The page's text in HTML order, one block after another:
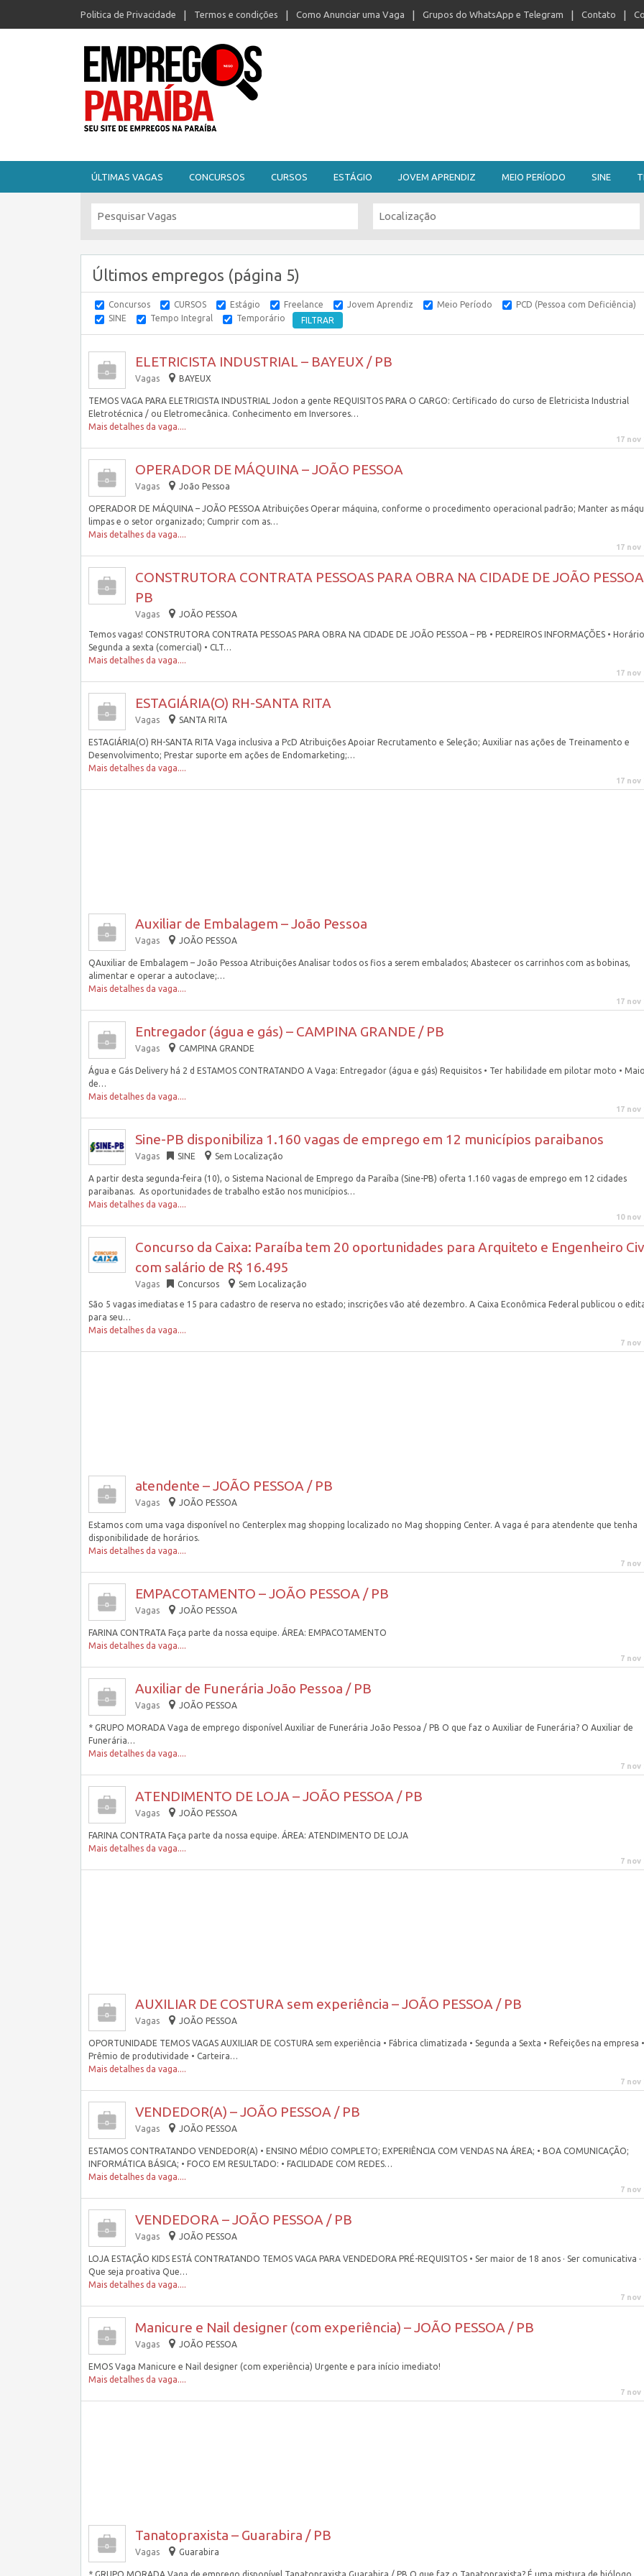
Politica de Privacidade Termos e condições Como Anunciar uma Vaga Grupos do WhatsApp e Telegram Contato
ÚLTIMAS VAGAS CONCURSOS CURSOS ESTÁGIO JOVEM APRENDIZ MEIO PERÍODO SINE
Últimos empregos (página 5)
Concursos CURSOS Estágio Freelance Jovem Aprendiz Meio Período
PCD (Pessoa com Deficiência)
SINE
Tempo Integral Temporário
ELETRICISTA INDUSTRIAL – BAYEUX / PB
Vagas BAYEUX
TEMOS VAGA PARA ELETRICISTA INDUSTRIAL Jodon a gente REQUISITOS PARA O CARGO: Certificado do curso de Eletricista Industrial
Eletrotécnica / ou Eletromecânica. Conhecimento em Inversores…
Mais detalhes da vaga....
17 nov
OPERADOR DE MÁQUINA – JOÃO PESSOA
Vagas João Pessoa
OPERADOR DE MÁQUINA – JOÃO PESSOA Atribuições Operar máquina, conforme o procedimento operacional padrão; Manter as
limpas e o setor organizado; Cumprir com as…
Mais detalhes da vaga....
17 nov
CONSTRUTORA CONTRATA PESSOAS PARA OBRA NA CIDADE DE JOÃO
PB
Vagas JOÃO PESSOA
Temos vagas! CONSTRUTORA CONTRATA PESSOAS PARA OBRA NA CIDADE DE JOÃO PESSOA – PB • PEDREIROS INFORMAÇÕES •
Segunda a sexta (comercial) • CLT…
Mais detalhes da vaga....
17 nov
ESTAGIÁRIA(O) RH-SANTA RITA
Vagas SANTA RITA
ESTAGIÁRIA(O) RH-SANTA RITA Vaga inclusiva a PcD Atribuições Apoiar Recrutamento e Seleção; Auxiliar nas ações de Treinamento e
Desenvolvimento; Prestar suporte em ações de Endomarketing;…
Mais detalhes da vaga....
17 nov
Auxiliar de Embalagem – João Pessoa
Vagas JOÃO PESSOA
QAuxiliar de Embalagem – João Pessoa Atribuições Analisar todos os fios a serem embalados; Abastecer os carrinhos com as bobinas,
alimentar e operar a autoclave;…
Mais detalhes da vaga....
17 nov
Entregador (água e gás) – CAMPINA GRANDE / PB
Vagas CAMPINA GRANDE
Água e Gás Delivery há 2 d ESTAMOS CONTRATANDO A Vaga: Entregador (água e gás) Requisitos • Ter habilidade em pilotar moto •
de…
Mais detalhes da vaga....
17 nov
Sine-PB disponibiliza 1.160 vagas de emprego em 12 municípios paraibanos
Vagas SINE Sem Localização
A partir desta segunda-feira (10), o Sistema Nacional de Emprego da Paraíba (Sine-PB) oferta 1.160 vagas de emprego em 12 cidades
paraibanas. As oportunidades de trabalho estão nos municípios…
Mais detalhes da vaga....
10 nov
Concurso da Caixa: Paraíba tem 20 oportunidades para Arquiteto e Engenheiro
com salário de R$ 16.495
Vagas Concursos Sem Localização
São 5 vagas imediatas e 15 para cadastro de reserva no estado; inscrições vão até dezembro. A Caixa Econômica Federal publicou o
para seu…
Mais detalhes da vaga....
7 nov
atendente – JOÃO PESSOA / PB
Vagas JOÃO PESSOA
Estamos com uma vaga disponível no Centerplex mag shopping localizado no Mag shopping Center. A vaga é para atendente que tenha
disponibilidade de horários.
Mais detalhes da vaga....
7 nov
EMPACOTAMENTO – JOÃO PESSOA / PB
Vagas JOÃO PESSOA
FARINA CONTRATA Faça parte da nossa equipe. ÁREA: EMPACOTAMENTO
Mais detalhes da vaga....
7 nov
Auxiliar de Funerária João Pessoa / PB
Vagas JOÃO PESSOA
* GRUPO MORADA Vaga de emprego disponível Auxiliar de Funerária João Pessoa / PB O que faz o Auxiliar de Funerária? O Auxiliar de
Funerária…
Mais detalhes da vaga....
7 nov
ATENDIMENTO DE LOJA – JOÃO PESSOA / PB
Vagas JOÃO PESSOA
FARINA CONTRATA Faça parte da nossa equipe. ÁREA: ATENDIMENTO DE LOJA
Mais detalhes da vaga....
7 nov
AUXILIAR DE COSTURA sem experiência – JOÃO PESSOA / PB
Vagas JOÃO PESSOA
OPORTUNIDADE TEMOS VAGAS AUXILIAR DE COSTURA sem experiência • Fábrica climatizada • Segunda a Sexta • Refeições na empresa •
Prêmio de produtividade • Carteira…
Mais detalhes da vaga....
7 nov
VENDEDOR(A) – JOÃO PESSOA / PB
Vagas JOÃO PESSOA
ESTAMOS CONTRATANDO VENDEDOR(A) • ENSINO MÉDIO COMPLETO; EXPERIÊNCIA COM VENDAS NA ÁREA; • BOA COMUNICAÇÃO;
INFORMÁTICA BÁSICA; • FOCO EM RESULTADO: • FACILIDADE COM REDES…
Mais detalhes da vaga....
7 nov
VENDEDORA – JOÃO PESSOA / PB
Vagas JOÃO PESSOA
LOJA ESTAÇÃO KIDS ESTÁ CONTRATANDO TEMOS VAGA PARA VENDEDORA PRÉ-REQUISITOS • Ser maior de 18 anos · Ser comunicativa ·
Que seja proativa Que…
Mais detalhes da vaga....
7 nov
Manicure e Nail designer (com experiência) – JOÃO PESSOA / PB
Vagas JOÃO PESSOA
EMOS Vaga Manicure e Nail designer (com experiência) Urgente e para início imediato!
Mais detalhes da vaga....
7 nov
Tanatopraxista – Guarabira / PB
Vagas Guarabira